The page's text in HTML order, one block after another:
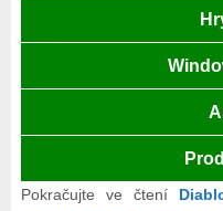
Pokračujte ve čtení